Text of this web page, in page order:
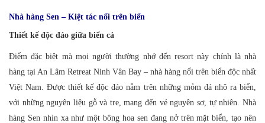
Nhà hàng Sen – Kiệt tác nổi trên biển
Thiết kế độc đáo giữa biển cả
Điểm đặc biệt mà mọi người thường nhớ đến resort này chính là nhà
hàng tại An Lâm Retreat Ninh Vân Bay – nhà hàng nổi trên biển độc nhất
Việt Nam. Được thiết kế độc đáo nằm trên những mỏm đá nhô ra biển,
với những nguyên liệu gỗ và tre, mang đến vẻ nguyên sơ, tự nhiên. Nhà
hàng Sen nhìn xa như một bông hoa sen đang nở trên mặt biển, tạo nên